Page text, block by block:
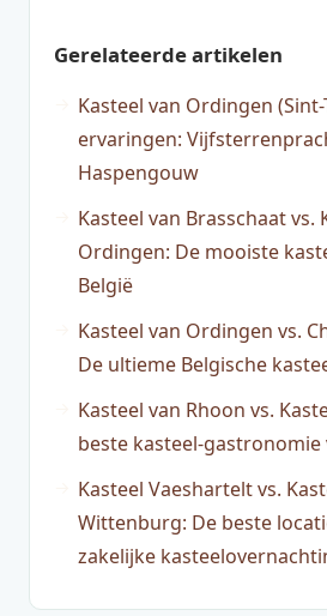
Gerelateerde artikelen
Kasteel van Ordingen
ervaringen:
Haspengouw
Kasteel van Brasschaat vs.
Ordingen: De mooiste
België
Kasteel van Ordingen vs.
De ultieme Belgische
Kasteel van Rhoon vs.
beste kasteel-gastronomie
Kasteel Vaeshartelt vs.
Wittenburg: De beste
zakelijke